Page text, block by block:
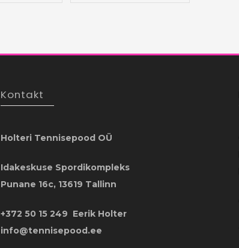
Kontakt
Holteri Tennisepood OÜ
Idakeskuse Spordikompleks
Punane 16c, 13619 Tallinn
+372 50 15 249 Eerik Holter
info@tennisepood.ee